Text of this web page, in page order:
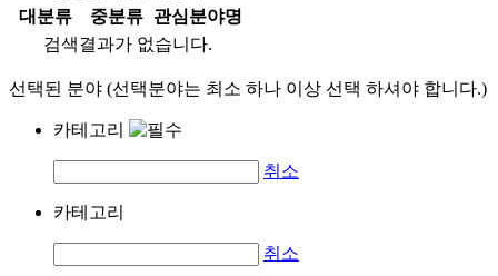
대분류
중분류
관심분야명
검색결과가 없습니다.
선택된 분야 (선택분야는 최소 하나 이상 선택 하셔야 합니다.)
카테고리
취소
카테고리
취소